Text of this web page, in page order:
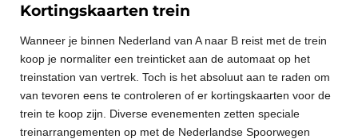
Kortingskaarten trein
Wanneer je binnen Nederland van A naar B reist met de trein
koop je normaliter een treinticket aan de automaat op het
treinstation van vertrek. Toch is het absoluut aan te raden om
van tevoren eens te controleren of er kortingskaarten voor de
trein te koop zijn. Diverse evenementen zetten speciale
treinarrangementen op met de Nederlandse Spoorwegen